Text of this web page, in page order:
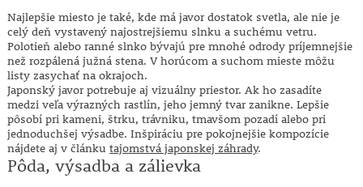
Najlepšie miesto je také, kde má javor dostatok svetla, ale nie je
celý deň vystavený najostrejšiemu slnku a suchému vetru.
Polotieň alebo ranné slnko bývajú pre mnohé odrody príjemnejšie
než rozpálená južná stena. V horúcom a suchom mieste môžu
listy zasychať na okrajoch.
Japonský javor potrebuje aj vizuálny priestor. Ak ho zasadíte
medzi veľa výrazných rastlín, jeho jemný tvar zanikne. Lepšie
pôsobí pri kameni, štrku, trávniku, tmavšom pozadí alebo pri
jednoduchšej výsadbe. Inšpiráciu pre pokojnejšie kompozície
nájdete aj v článku tajomstvá japonskej záhrady.
Pôda, výsadba a zálievka